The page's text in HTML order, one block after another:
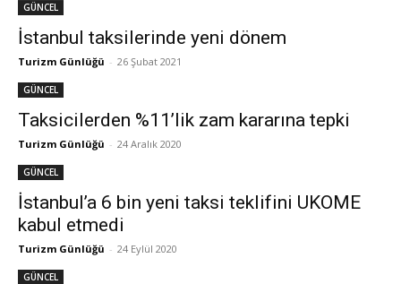
GÜNCEL
İstanbul taksilerinde yeni dönem
Turizm Günlüğü - 26 Şubat 2021
GÜNCEL
Taksicilerden %11’lik zam kararına tepki
Turizm Günlüğü - 24 Aralık 2020
GÜNCEL
İstanbul’a 6 bin yeni taksi teklifini UKOME
kabul etmedi
Turizm Günlüğü - 24 Eylül 2020
GÜNCEL